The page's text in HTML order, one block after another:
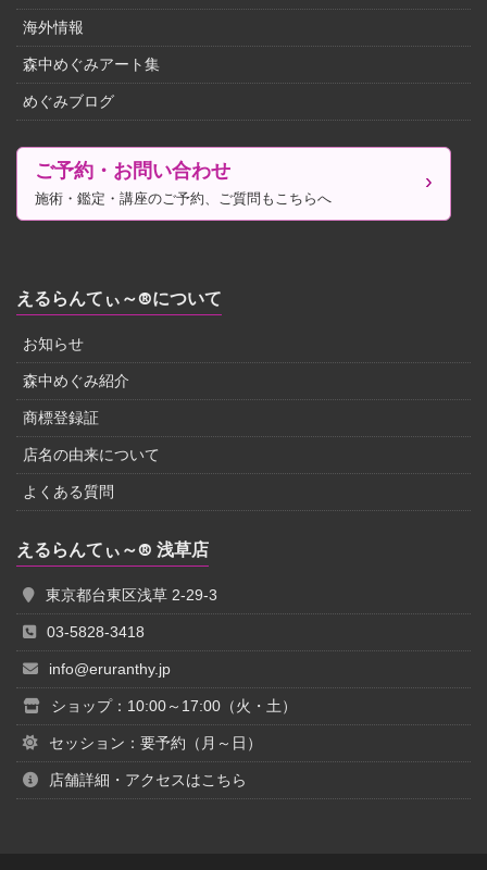
海外情報
森中めぐみアート集
めぐみブログ
ご予約・お問い合わせ
施術・鑑定・講座のご予約、ご質問もこちらへ
えるらんてぃ～®について
お知らせ
森中めぐみ紹介
商標登録証
店名の由来について
よくある質問
えるらんてぃ～® 浅草店
東京都台東区浅草 2-29-3
03-5828-3418
info@eruranthy.jp
ショップ：10:00～17:00（火・土）
セッション：要予約（月～日）
店舗詳細・アクセスはこちら